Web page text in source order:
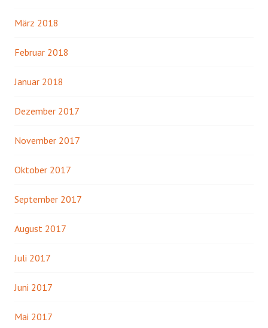
März 2018
Februar 2018
Januar 2018
Dezember 2017
November 2017
Oktober 2017
September 2017
August 2017
Juli 2017
Juni 2017
Mai 2017